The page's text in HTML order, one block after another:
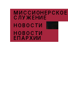
МИССИОНЕРСКОЕ
СЛУЖЕНИЕ
НОВОСТИ
НОВОСТИ
ЕПАРХИИ